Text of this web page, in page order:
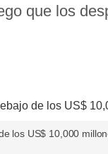
que los
los US$ 10,000